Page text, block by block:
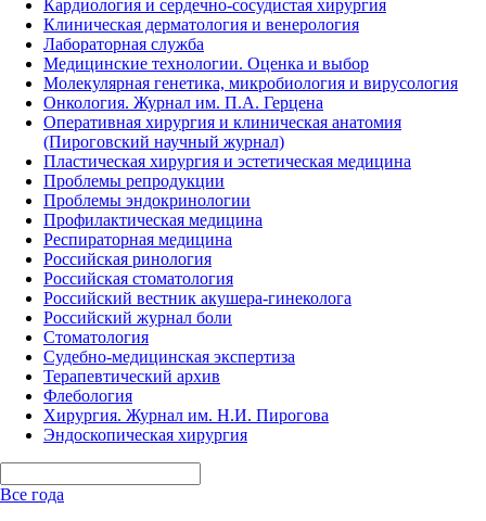
Кардиология и сердечно-сосудистая хирургия
Клиническая дерматология и венерология
Лабораторная служба
Медицинские технологии. Оценка и выбор
Молекулярная генетика, микробиология и вирусология
Онкология. Журнал им. П.А. Герцена
Оперативная хирургия и клиническая анатомия
(Пироговский научный журнал)
Пластическая хирургия и эстетическая медицина
Проблемы репродукции
Проблемы эндокринологии
Профилактическая медицина
Респираторная медицина
Российская ринология
Российская стоматология
Российский вестник акушера-гинеколога
Российский журнал боли
Стоматология
Судебно-медицинская экспертиза
Терапевтический архив
Флебология
Хирургия. Журнал им. Н.И. Пирогова
Эндоскопическая хирургия
Все года